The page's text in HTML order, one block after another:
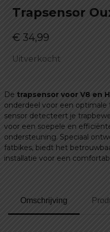
Trapsensor
€ 34,99
Uitverkocht
De trapsensor voor V8 en
onderdeel voor een
sensor detecteert je
voor een soepele en
ondersteuning. Speciaal
fatbikes, biedt het
installatie voor een
Omschrijving